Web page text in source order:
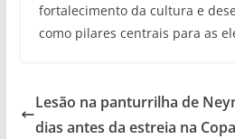
fortalecimento da cultura e
como pilares centrais para as
Lesão na panturrilha de
dias antes da estreia na